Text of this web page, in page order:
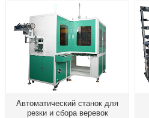
Автоматический станок для
резки и сбора веревок